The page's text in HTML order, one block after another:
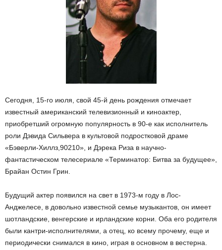
Сегодня, 15-го июля, свой 45-й день рождения отмечает
известный американский телевизионный и киноактер,
приобретший огромную популярность в 90-е как исполнитель
роли Дэвида Сильвера в культовой подростковой драме
«Бэверли-Хиллз,90210», и Дэрека Риза в научно-
фантастическом телесериале «Терминатор: Битва за будущее»,
Брайан Остин Грин.
Будущий актер появился на свет в 1973-м году в Лос-
Анджелесе, в довольно известной семье музыкантов, он имеет
шотландские, венгерские и ирландские корни. Оба его родителя
были кантри-исполнителями, а отец, ко всему прочему, еще и
периодически снимался в кино, играя в основном в вестерна.